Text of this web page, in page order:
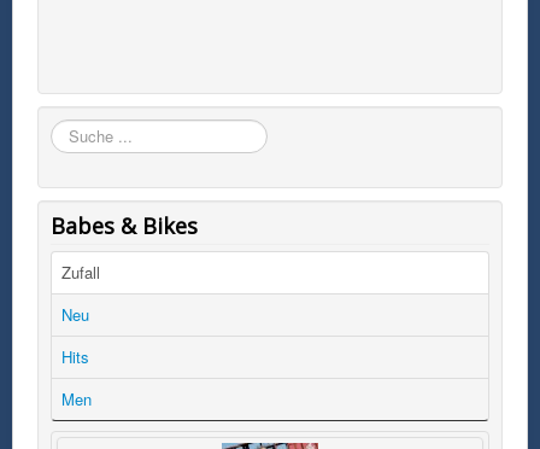
Suchen
Babes & Bikes
Zufall
Neu
Hits
Men